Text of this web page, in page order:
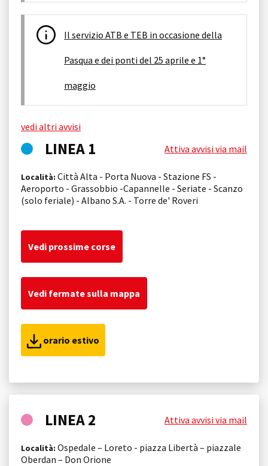
Il servizio ATB e TEB in occasione della
Pasqua e dei ponti del 25 aprile e 1°
maggio
vedi altri avvisi
LINEA 1 Attiva avvisi via mail
Località: Città Alta - Porta Nuova - Stazione FS -
Aeroporto - Grassobbio -Capannelle - Seriate - Scanzo
(solo feriale) - Albano S.A. - Torre de' Roveri
Vedi prossime corse
Vedi fermate sulla mappa
orario estivo
LINEA 2 Attiva avvisi via mail
Località: Ospedale – Loreto - piazza Libertà – piazzale
Oberdan – Don Orione